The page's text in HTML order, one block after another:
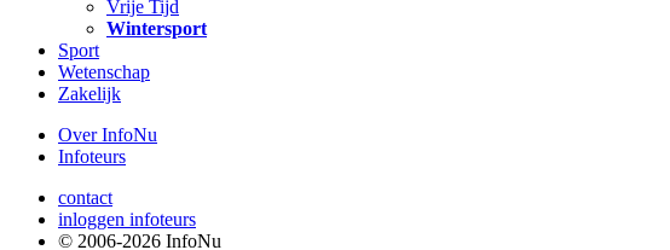
Vrije Tijd
Wintersport
Sport
Wetenschap
Zakelijk
Over InfoNu
Infoteurs
contact
inloggen infoteurs
© 2006-2026 InfoNu